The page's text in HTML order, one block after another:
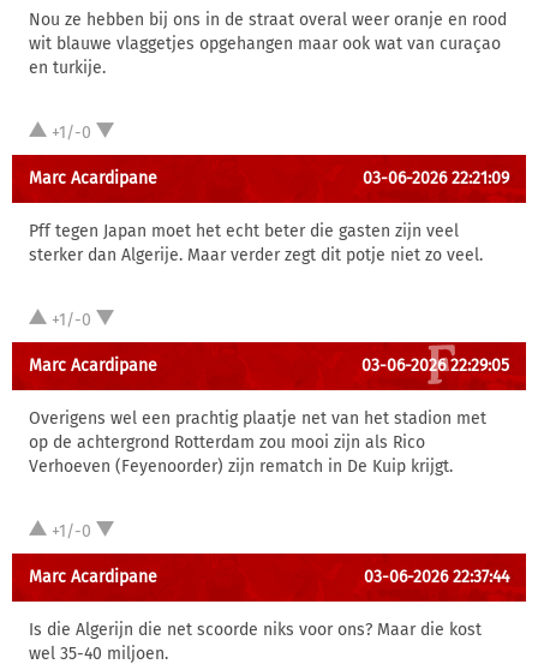
Nou ze hebben bij ons in de straat overal weer oranje en rood
wit blauwe vlaggetjes opgehangen maar ook wat van curaçao
en turkije.
+1/-0
Marc Acardipane 03-06-2026 22:21:09
Pff tegen Japan moet het echt beter die gasten zijn veel
sterker dan Algerije. Maar verder zegt dit potje niet zo veel.
+1/-0
Marc Acardipane 03-06-2026 22:29:05
Overigens wel een prachtig plaatje net van het stadion met
op de achtergrond Rotterdam zou mooi zijn als Rico
Verhoeven (Feyenoorder) zijn rematch in De Kuip krijgt.
+1/-0
Marc Acardipane 03-06-2026 22:37:44
Is die Algerijn die net scoorde niks voor ons? Maar die kost
wel 35-40 miljoen.